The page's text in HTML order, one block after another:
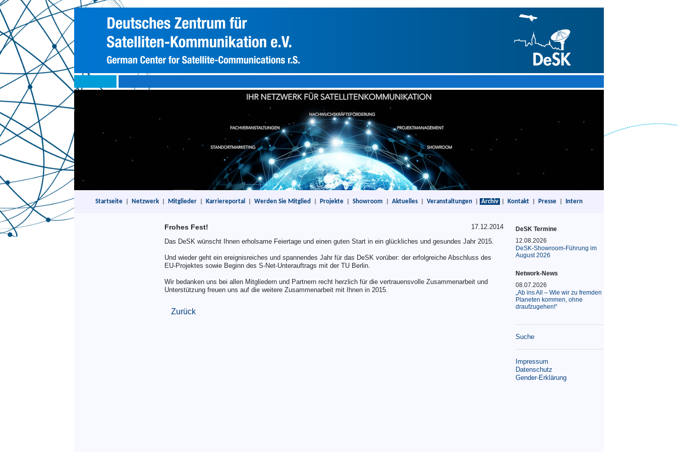
Startseite Netzwerk Mitglieder Karriereportal Werden Sie Mitglied Projekte Showroom Aktuelles Veranstaltungen Archiv Kontakt Presse Intern
Frohes Fest!
17.12.2014
Das DeSK wünscht Ihnen erholsame Feiertage und einen guten Start in ein glückliches und gesundes Jahr 2015.
Und wieder geht ein ereignisreiches und spannendes Jahr für das DeSK vorüber: der erfolgreiche Abschluss des
EU-Projektes sowie Beginn des S-Net-Unterauftrags mit der TU Berlin.
Wir bedanken uns bei allen Mitgliedern und Partnern recht herzlich für die vertrauensvolle Zusammenarbeit und
Unterstützung freuen uns auf die weitere Zusammenarbeit mit Ihnen in 2015.
Zurück
DeSK Termine
12.08.2026
DeSK-Showroom-Führung im
August 2026
Network-News
08.07.2026
„Ab ins All – Wie wir zu fremden
Planeten kommen, ohne
draufzugehen!“
Suche
Impressum
Datenschutz
Gender-Erklärung